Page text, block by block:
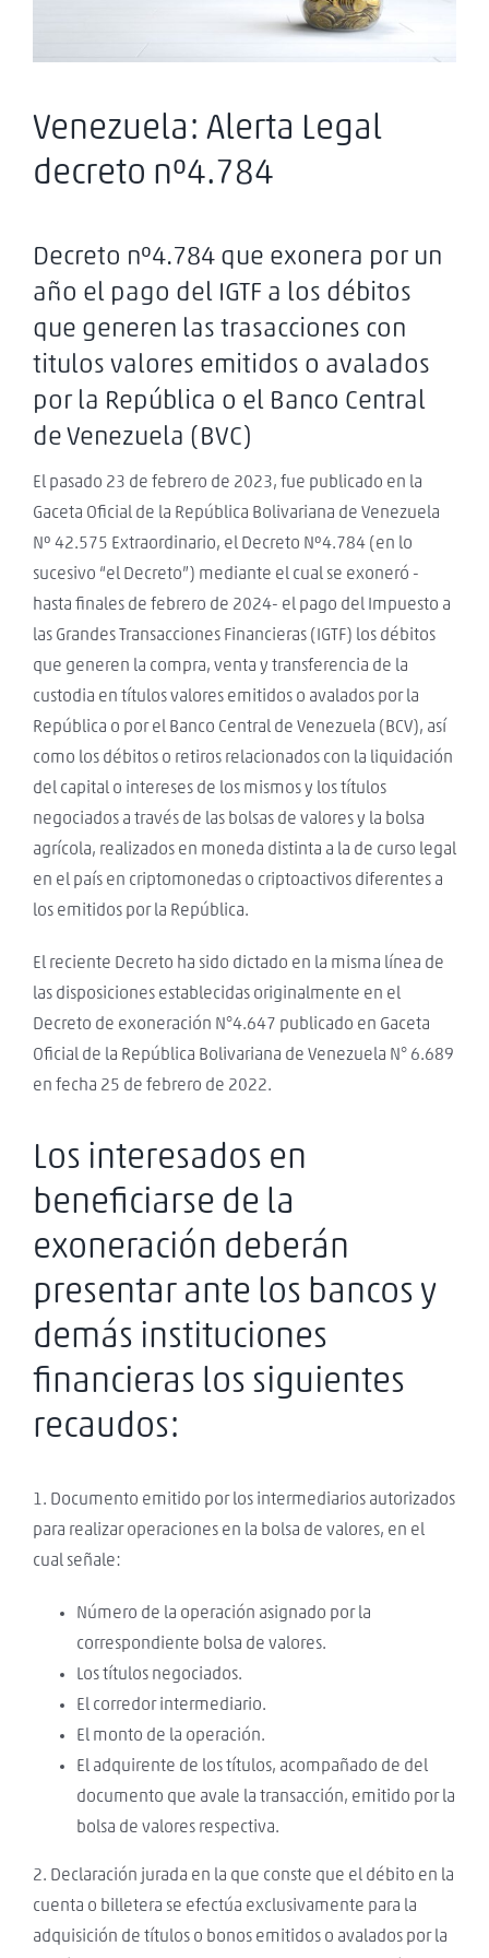
Venezuela: Alerta Legal
decreto nº4.784
Decreto nº4.784 que exonera por un
año el pago del IGTF a los débitos
que generen las trasacciones con
titulos valores emitidos o avalados
por la República o el Banco Central
de Venezuela (BVC)
El pasado 23 de febrero de 2023, fue publicado en la
Gaceta Oficial de la República Bolivariana de Venezuela
Nº 42.575 Extraordinario, el Decreto Nº4.784 (en lo
sucesivo “el Decreto”) mediante el cual se exoneró -
hasta finales de febrero de 2024- el pago del Impuesto a
las Grandes Transacciones Financieras (IGTF) los débitos
que generen la compra, venta y transferencia de la
custodia en títulos valores emitidos o avalados por la
República o por el Banco Central de Venezuela (BCV), así
como los débitos o retiros relacionados con la liquidación
del capital o intereses de los mismos y los títulos
negociados a través de las bolsas de valores y la bolsa
agrícola, realizados en moneda distinta a la de curso legal
en el país en criptomonedas o criptoactivos diferentes a
los emitidos por la República.
El reciente Decreto ha sido dictado en la misma línea de
las disposiciones establecidas originalmente en el
Decreto de exoneración N°4.647 publicado en Gaceta
Oficial de la República Bolivariana de Venezuela N° 6.689
en fecha 25 de febrero de 2022.
Los interesados en
beneficiarse de la
exoneración deberán
presentar ante los bancos y
demás instituciones
financieras los siguientes
recaudos:
1. Documento emitido por los intermediarios autorizados
para realizar operaciones en la bolsa de valores, en el
cual señale:
Número de la operación asignado por la
correspondiente bolsa de valores.
Los títulos negociados.
El corredor intermediario.
El monto de la operación.
El adquirente de los títulos, acompañado de del
documento que avale la transacción, emitido por la
bolsa de valores respectiva.
2. Declaración jurada en la que conste que el débito en la
cuenta o billetera se efectúa exclusivamente para la
adquisición de títulos o bonos emitidos o avalados por la